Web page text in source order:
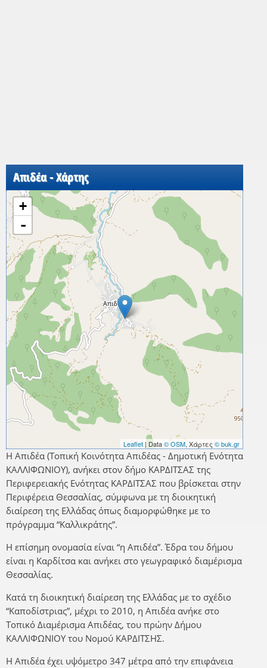
Απιδέα - Χάρτης
+
-
Leaflet| Data© OSM, Χάρτες © buk.gr
Η Απιδέα (Τοπική Κοινότητα Απιδέας - Δημοτική Ενότητα
ΚΑΛΛΙΦΩΝΙΟΥ), ανήκει στον δήμο ΚΑΡΔΙΤΣΑΣ της
Περιφερειακής Ενότητας ΚΑΡΔΙΤΣΑΣ που βρίσκεται στην
Περιφέρεια Θεσσαλίας, σύμφωνα με τη διοικητική
διαίρεση της Ελλάδας όπως διαμορφώθηκε με το
πρόγραμμα “Καλλικράτης”.
Η επίσημη ονομασία είναι “η Απιδέα”. Έδρα του δήμου
είναι η Καρδίτσα και ανήκει στο γεωγραφικό διαμέρισμα
Θεσσαλίας.
Κατά τη διοικητική διαίρεση της Ελλάδας με το σχέδιο
“Καποδίστριας”, μέχρι το 2010, η Απιδέα ανήκε στο
Τοπικό Διαμέρισμα Απιδέας, του πρώην Δήμου
ΚΑΛΛΙΦΩΝΙΟΥ του Νομού ΚΑΡΔΙΤΣΗΣ.
Η Απιδέα έχει υψόμετρο 347 μέτρα από την επιφάνεια